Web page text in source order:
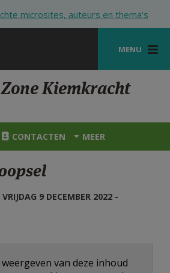
microsites, auteurs en thema's
MENU
Kiemkracht
CONTACTEN MEER
VRIJDAG 9 DECEMBER 2022 -
van deze inhoud